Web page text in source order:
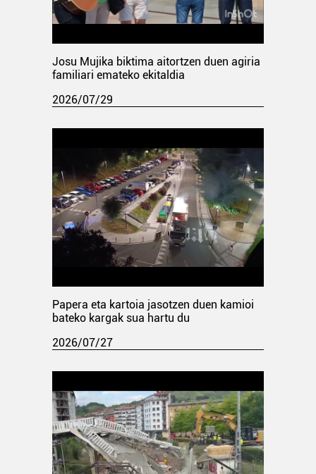
Josu Mujika biktima aitortzen duen agiria
familiari emateko ekitaldia
2026/07/29
Papera eta kartoia jasotzen duen kamioi
bateko kargak sua hartu du
2026/07/27